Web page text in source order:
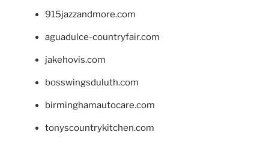
915jazzandmore.com
aguadulce-countryfair.com
jakehovis.com
bosswingsduluth.com
birminghamautocare.com
tonyscountrykitchen.com